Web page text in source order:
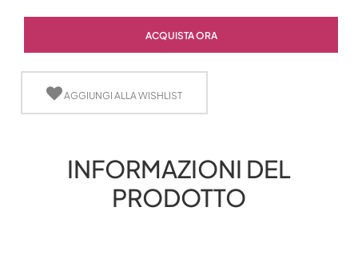
ACQUISTA ORA
AGGIUNGI ALLA WISHLIST
INFORMAZIONI DEL
PRODOTTO